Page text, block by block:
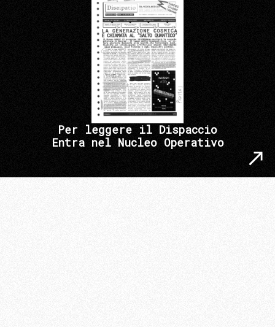
Per leggere il Dispaccio
Entra nel Nucleo Operativo